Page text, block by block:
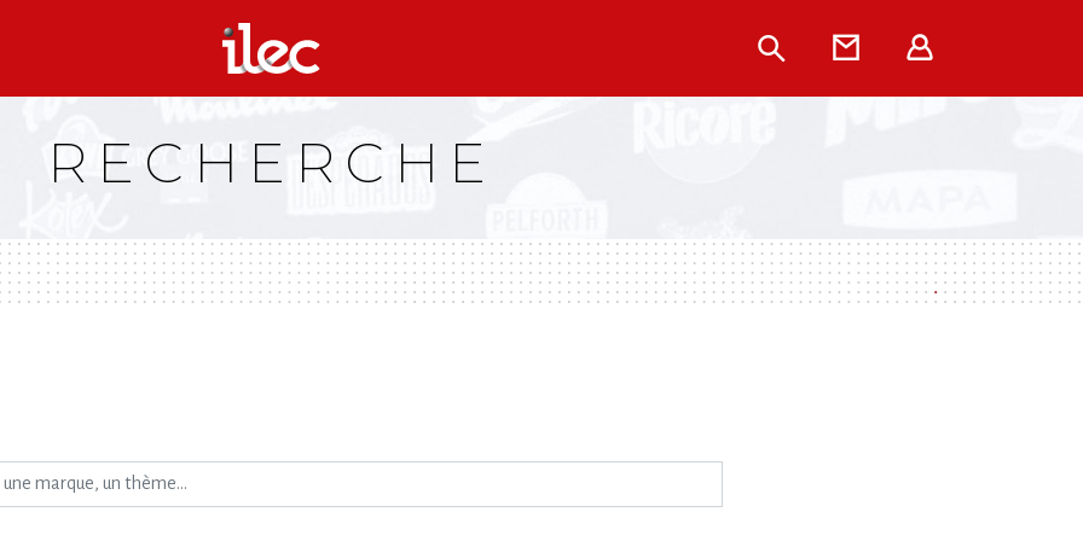
Rechercher
Contact
RECHERCHE